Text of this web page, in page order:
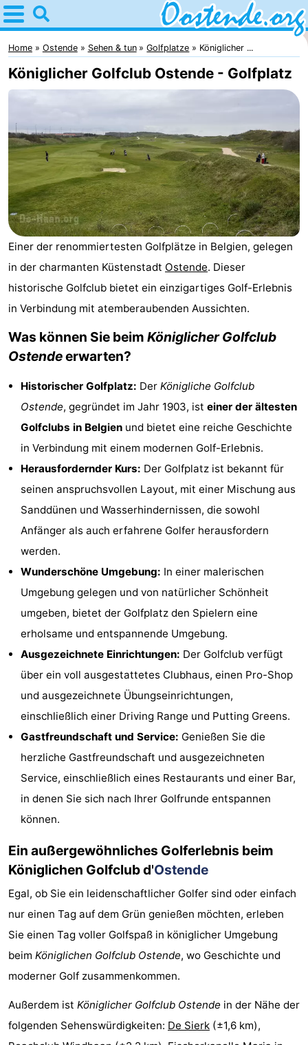
Home
Oostende
Tipps
kindern
Übernachten
Appartements
Campingplätze
Ferienhäuser
-
Breeduyn
-
Zimmer
(mit
Lastminutes
Sehen
tun
Museen
Denkmäler
Kirchen
-
Aussichtspunkte
Attraktionen
Rundfahrten
Spielplätze
Spielplätze
Bowling
Zentren
Dörfer
&
Städte
Natur
-
Schwimmbader
-
Radfahren
-
Wandern
-
Reiten
Home Ostende Sehen & tun Golfplatze Königlicher ...
Königlicher Golfclub Ostende - Golfplatz
Einer der renommiertesten Golfplätze in Belgien, gelegen
in der charmanten Küstenstadt Ostende. Dieser
historische Golfclub bietet ein einzigartiges Golf-Erlebnis
in Verbindung mit atemberaubenden Aussichten.
Was können Sie beim Königlicher Golfclub
Ostendeerwarten?
Historischer Golfplatz: Der Königliche Golfclub
Ostende, gegründet im Jahr 1903, ist einer der ältesten
Golfclubs in Belgien und bietet eine reiche Geschichte
in Verbindung mit einem modernen Golf-Erlebnis.
Herausfordernder Kurs: Der Golfplatz ist bekannt für
seinen anspruchsvollen Layout, mit einer Mischung aus
Sanddünen und Wasserhindernissen, die sowohl
Anfänger als auch erfahrene Golfer herausfordern
werden.
Wunderschöne Umgebung: In einer malerischen
Umgebung gelegen und von natürlicher Schönheit
umgeben, bietet der Golfplatz den Spielern eine
erholsame und entspannende Umgebung.
Ausgezeichnete Einrichtungen: Der Golfclub verfügt
über ein voll ausgestattetes Clubhaus, einen Pro-Shop
und ausgezeichnete Übungseinrichtungen,
einschließlich einer Driving Range und Putting Greens.
Gastfreundschaft und Service: Genießen Sie die
herzliche Gastfreundschaft und ausgezeichneten
Service, einschließlich eines Restaurants und einer Bar,
in denen Sie sich nach Ihrer Golfrunde entspannen
können.
Ein außergewöhnliches Golferlebnis beim
Königlichen Golfclub d'Ostende
Egal, ob Sie ein leidenschaftlicher Golfer sind oder einfach
nur einen Tag auf dem Grün genießen möchten, erleben
Sie einen Tag voller Golfspaß in königlicher Umgebung
beim Königlichen Golfclub Ostende, wo Geschichte und
moderner Golf zusammenkommen.
Außerdem ist Königlicher Golfclub Ostende in der Nähe der
folgenden Sehenswürdigkeiten: De Sierk (±1,6 km),